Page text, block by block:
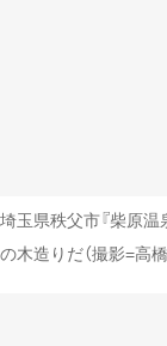
埼玉県秩父市『柴原温
の木造りだ（撮影=高橋